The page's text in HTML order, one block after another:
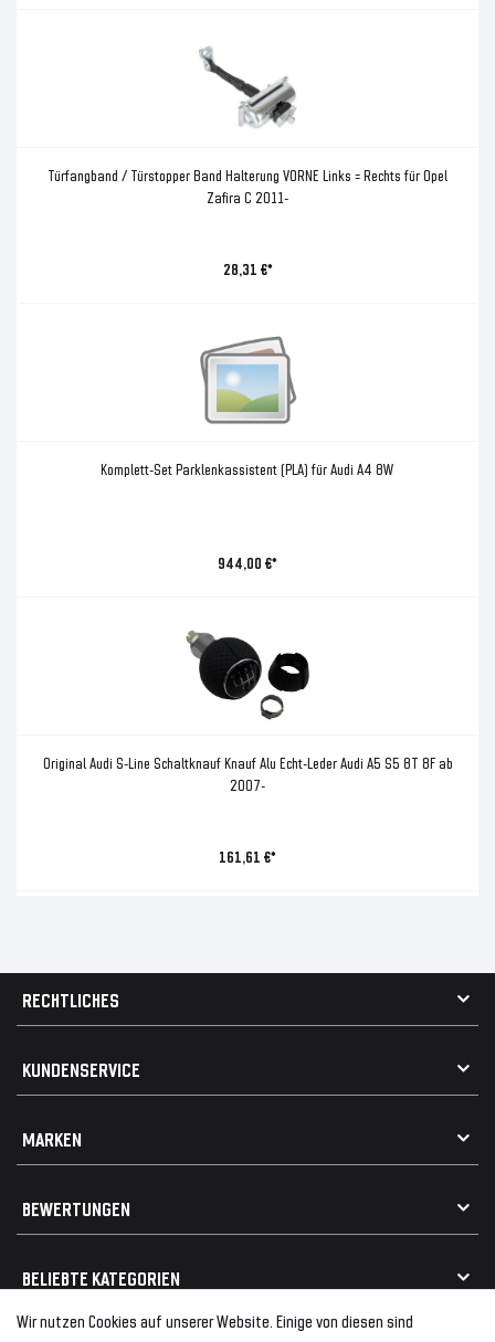
Türfangband / Türstopper Band Halterung VORNE Links = Rechts für Opel
Zafira C 2011-
28,31 €*
Komplett-Set Parklenkassistent (PLA) für Audi A4 8W
944,00 €*
Original Audi S-Line Schaltknauf Knauf Alu Echt-Leder Audi A5 S5 8T 8F ab
2007-
161,61 €*
Wir nutzen Cookies auf unserer Website. Einige von diesen sind
RECHTLICHES
Widerrufsrecht
Vertrag widerrufen
Elektro- / Altteilentsorgung
KUNDENSERVICE
MARKEN
Geeignet für Mercedes
Geeignet für Audi
BEWERTUNGEN
BELIEBTE KATEGORIEN
Frontspoiler